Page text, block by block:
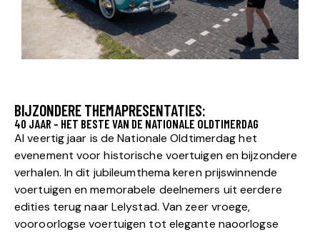
BIJZONDERE THEMAPRESENTATIES:
40 JAAR - HET BESTE VAN DE NATIONALE OLDTIMERDAG
Al veertig jaar is de Nationale Oldtimerdag het
evenement voor historische voertuigen en bijzondere
verhalen. In dit jubileumthema keren prijswinnende
voertuigen en memorabele deelnemers uit eerdere
edities terug naar Lelystad. Van zeer vroege,
vooroorlogse voertuigen tot elegante naoorlogse